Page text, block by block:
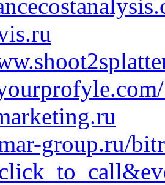
group.ru/